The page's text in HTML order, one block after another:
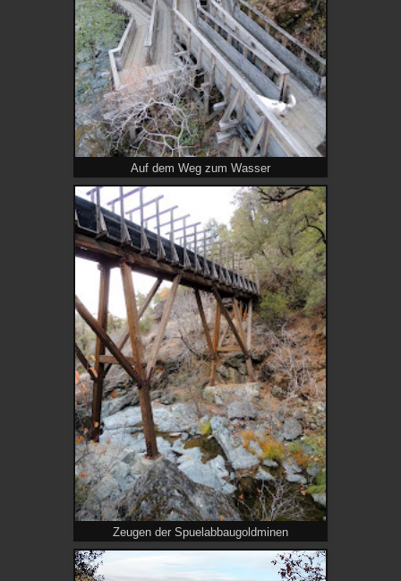
Auf dem Weg zum Wasser
Zeugen der Spuelabbaugoldminen